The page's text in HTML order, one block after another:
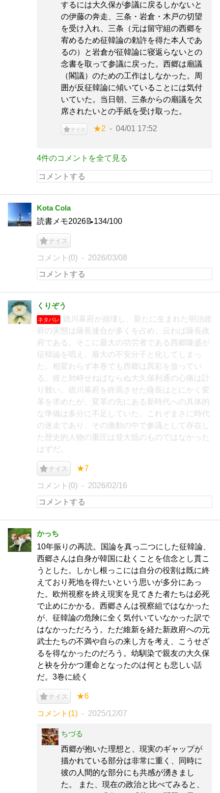
するには大久保が参議に戻るしかないと
の伊藤の奔走、三条・岩倉・木戸の切望
を受け入れ、三条（元は留守組の西郷を
宥めるため征韓論の勅許を得た本人であ
るの）と岩倉が征韓論に寝返らないとの
念書を取って参議に戻った。西郷は廟議
（閣議）のための工作はしなかった。周
囲が反征韓論に傾いていることには気付
いていた。当日朝、三条からの廟議を欠
席されたいとの手紙を受け取った。
ナイス ★2 04/01 17:52
4件のコメントを全て見る
Kota Cola
読書メモ2026📝134/100
ナイス
コメント(0) 2026/03/08
くりぞう
ネタバレ
徳川幕府が崩壊し、新たに生まれた明治政
府の実態は薩長連合が多くを占め、云わば薩長政
府である。そこに最大の功労者である西郷隆盛が
征韓論を唱え、最大の不安分子と化してしまっ
た。相変わらず本巻でも西郷は異彩を放ってい
る。彼と対峙せねばならぬ大久保利通の心痛は計
り難い。徳川幕府を終焉させた薩長はとにかく変
革を求めたが、変革の先にある新時代への具体的
な準備は多分に不足していた。これぞまさに時代
の迷走であり、その激動の中で参議として存在し
た歴史的人物の重圧は並大抵のものではなかった
はずだ。
ナイス ★7
コメント(0) 2026/02/16
かっち
10年振りの再読。国論を真っ二つにした征韓論、
西郷さんは自身が韓国に赴くことを信念とし貫こ
うとした。しかし根っこには自分の役割は既に終
えており死地を得たいという思いが多分にあっ
た。欧州視察を終え現実を見てきた者たちは必死
で止めにかかる。西郷さんは視察組ではなかった
が、征韓論の危険に全く気付いていなかった訳で
はなかっただろう。ただ維新を経た新政府への元
武士たちの不満や自らの来し方を考え、こうせざ
るを得なかったのだろう。幼馴染で親友の大久保
と袂を分かつ運命となったのは何とも悲しい話
だ。3巻に続く
ナイス ★6
コメント(1) 2025/12/07
ちづる
西郷が抱いた理想と、現実のギャップが
描かれている部分は非常に重く、同時に
彼の人間的な部分にも共感が湧きまし
た。 また、現在の政治と比べてみると、